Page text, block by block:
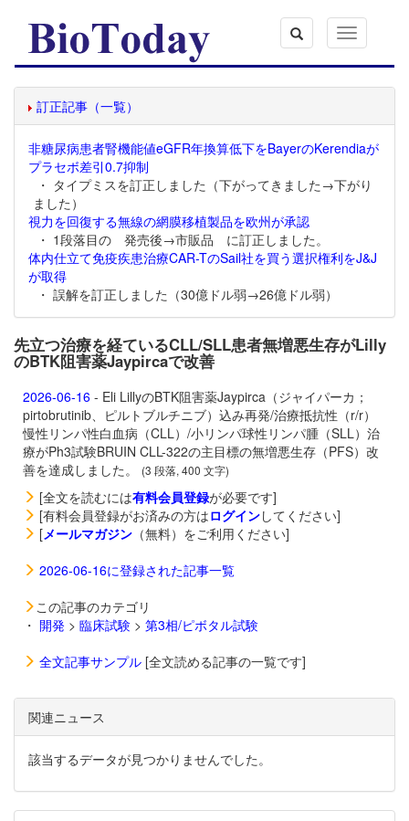
Toggle
navigation
訂正記事（一覧）
非糖尿病患者腎機能値eGFR年換算低下をBayerのKerendiaが
プラセボ差引0.7抑制
・ タイプミスを訂正しました（下がってきました→下がり
ました）
視力を回復する無線の網膜移植製品を欧州が承認
・ 1段落目の 発売後→市販品 に訂正しました。
体内仕立て免疫疾患治療CAR-TのSail社を買う選択権利をJ&J
が取得
・ 誤解を訂正しました（30億ドル弱→26億ドル弱）
先立つ治療を経ているCLL/SLL患者無増悪生存がLilly
のBTK阻害薬Jaypircaで改善
2026-06-16 - Eli LillyのBTK阻害薬Jaypirca（ジャイパーカ；
pirtobrutinib、ピルトブルチニブ）込み再発/治療抵抗性（r/r）
慢性リンパ性白血病（CLL）/小リンパ球性リンパ腫（SLL）治
療がPh3試験BRUIN CLL-322の主目標の無増悪生存（PFS）改
善を達成しました。
(3 段落, 400 文字)
[全文を読むには有料会員登録が必要です]
[有料会員登録がお済みの方はログインしてください]
[メールマガジン （無料）をご利用ください]
2026-06-16に登録された記事一覧
この記事のカテゴリ
・ 開発 > 臨床試験 > 第3相/ピボタル試験
全文記事サンプル [全文読める記事の一覧です]
関連ニュース
該当するデータが見つかりませんでした。